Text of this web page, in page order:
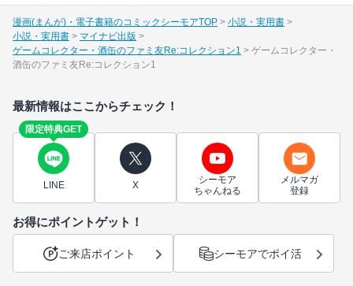
漫画(まんが)・電子書籍のコミックシーモアTOP
小説・実用書
小説・実用書
マイナビ出版
ゲームコレクター・酒缶のファミ友Re:コレクション1
ゲームコレクター・
酒缶のファミ友Re:コレクション1
最新情報はここからチェック！
限定特典GET
LINE X
シーモア
ちゃんねる
メルマガ
登録
お得にポイントゲット！
ご来店ポイント シーモアでポイ活